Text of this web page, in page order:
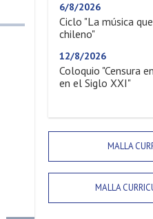
6/8/2026
Ciclo "La música
chileno"
12/8/2026
Coloquio "Censura
en el Siglo XXI"
MALLA
MALLA